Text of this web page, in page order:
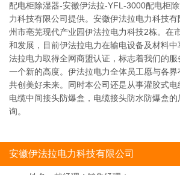
配电柜除湿器-安徽伊法拉-YFL-3000配电柜
力科技有限公司提供。安徽伊法拉电力科技
州市亳芜现代产业园伊法拉电力科技2栋。在
和发展，目前伊法拉电力在输电设备及材料
法拉电力取得全网商盟认证，标志着我们的服
一个新的高度。伊法拉电力全体员工愿与各界
共创美好未来。同时本公司还是从事灌胶式电
电缆中间接头防爆盒，电缆接头防水防爆盒
询。
安徽伊法拉电力科技有限公司